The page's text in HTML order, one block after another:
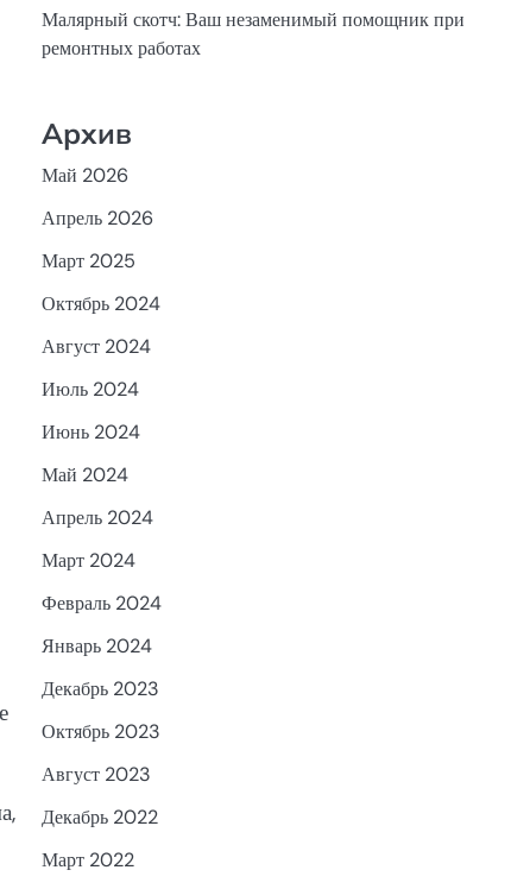
Малярный скотч: Ваш незаменимый помощник при
ремонтных работах
Архив
Май 2026
Апрель 2026
Март 2025
Октябрь 2024
Август 2024
Июль 2024
Июнь 2024
Май 2024
Апрель 2024
Март 2024
Февраль 2024
Январь 2024
Декабрь 2023
Октябрь 2023
Август 2023
Декабрь 2022
Март 2022